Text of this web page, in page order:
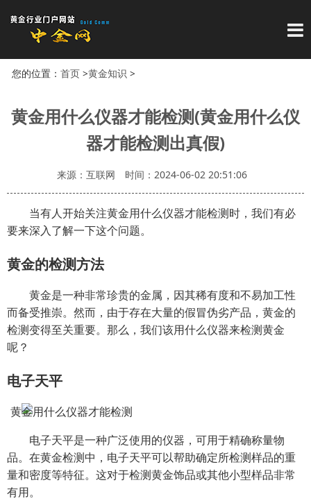
导
您的位置： 首页>黄金知识 >
黄金用什么仪器才能检测(黄金用什么仪
器才能检测出真假)
来源：互联网 时间：2024-06-02 20:51:06
当有人开始关注黄金用什么仪器才能检测时，我们有必
要来深入了解一下这个问题。
黄金的检测方法
黄金是一种非常珍贵的金属，因其稀有度和不易加工性
而备受推崇。然而，由于存在大量的假冒伪劣产品，黄金的
检测变得至关重要。那么，我们该用什么仪器来检测黄金
呢？
电子天平
电子天平是一种广泛使用的仪器，可用于精确称量物
品。在黄金检测中，电子天平可以帮助确定所检测样品的重
量和密度等特征。这对于检测黄金饰品或其他小型样品非常
有用。